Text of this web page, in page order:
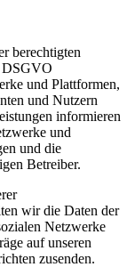
berechtigten
DSGVO
und Plattformen,
und Nutzern
informieren
und
und die
Betreiber.
wir die Daten der
Netzwerke
auf unseren
zusenden.